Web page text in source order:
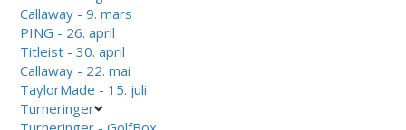
Callaway - 9. mars
PING - 26. april
Titleist - 30. april
Callaway - 22. mai
TaylorMade - 15. juli
Turneringer